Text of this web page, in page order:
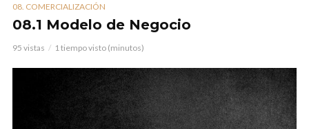
08. COMERCIALIZACIÓN
08.1 Modelo de Negocio
95 vistas 1 tiempo visto (minutos)